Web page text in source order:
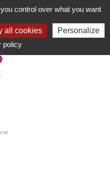
control over what you want
all cookies
Personalize
policy